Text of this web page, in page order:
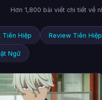
Hơn 1,800 bài viết chi tiết về
Tiên Hiệp Review Tiên Hiệp
Ngữ